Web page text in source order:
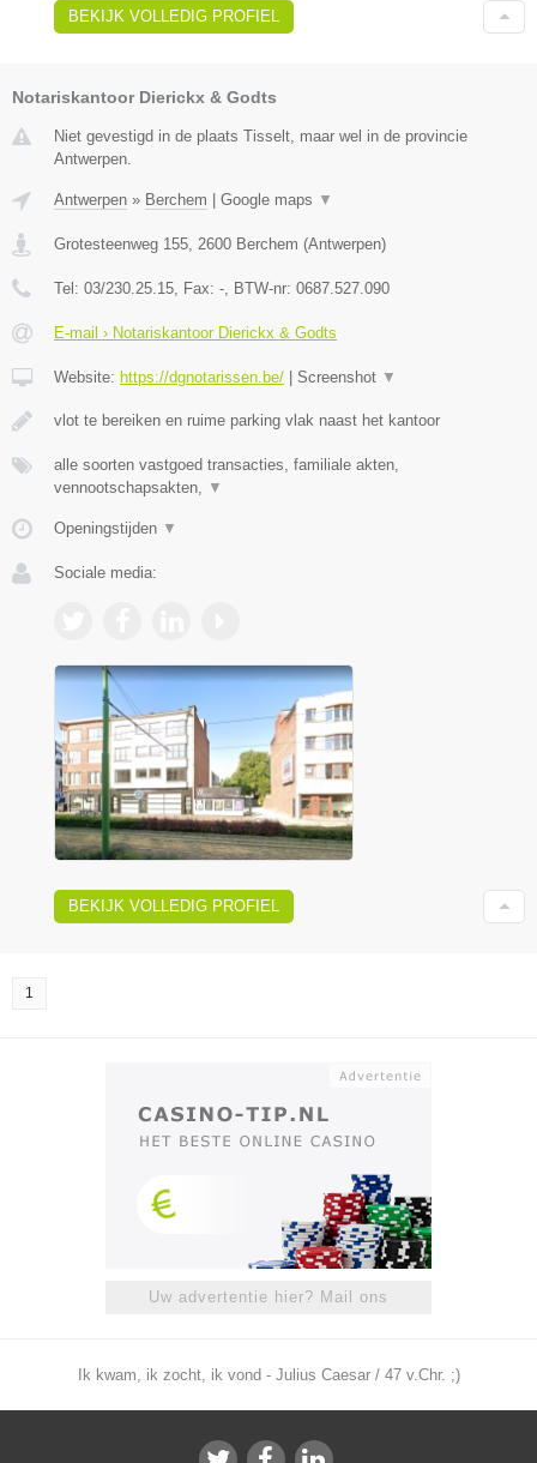
BEKIJK VOLLEDIG PROFIEL
Notariskantoor Dierickx & Godts
Niet gevestigd in de plaats Tisselt, maar wel in de provincie
Antwerpen.
Antwerpen » Berchem Google maps ▼
Grotesteenweg 155 2600 Berchem (Antwerpen)
Tel: 03/230.25.15 , Fax: - , BTW-nr: 0687.527.090
E-mail › Notariskantoor Dierickx & Godts
Website: https://dgnotarissen.be/ Screenshot ▼
vlot te bereiken en ruime parking vlak naast het kantoor
alle soorten vastgoed transacties, familiale akten,
vennootschapsakten,
▼
Openingstijden ▼
Sociale media:
BEKIJK VOLLEDIG PROFIEL
1
Uw advertentie hier? Mail ons
Ik kwam, ik zocht, ik vond - Julius Caesar / 47 v.Chr. ;)